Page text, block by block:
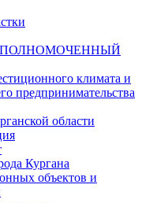
климата и
предпринимательства
области
Кургана
объектов и